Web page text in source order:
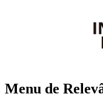
Menu de